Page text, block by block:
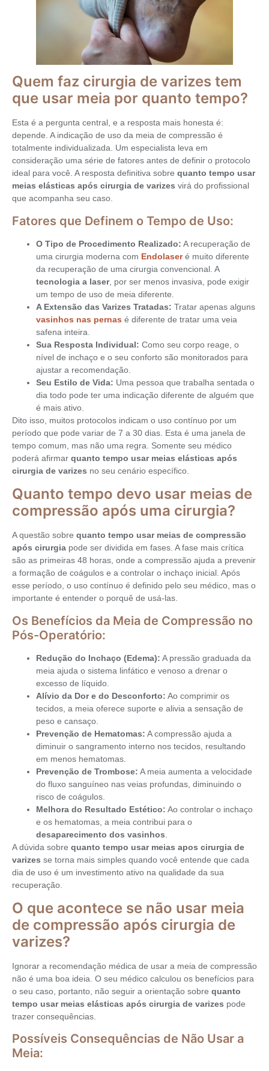
Quem faz cirurgia de varizes tem
que usar meia por quanto tempo?
Esta é a pergunta central, e a resposta mais honesta é:
depende. A indicação de uso da meia de compressão é
totalmente individualizada. Um especialista leva em
consideração uma série de fatores antes de definir o protocolo
ideal para você. A resposta definitiva sobre quanto tempo usar
meias elásticas após cirurgia de varizes virá do profissional
que acompanha seu caso.
Fatores que Definem o Tempo de Uso:
O Tipo de Procedimento Realizado: A recuperação de
uma cirurgia moderna com Endolaser é muito diferente
da recuperação de uma cirurgia convencional. A
tecnologia a laser, por ser menos invasiva, pode exigir
um tempo de uso de meia diferente.
A Extensão das Varizes Tratadas: Tratar apenas alguns
vasinhos nas pernas é diferente de tratar uma veia
safena inteira.
Sua Resposta Individual: Como seu corpo reage, o
nível de inchaço e o seu conforto são monitorados para
ajustar a recomendação.
Seu Estilo de Vida: Uma pessoa que trabalha sentada o
dia todo pode ter uma indicação diferente de alguém que
é mais ativo.
Dito isso, muitos protocolos indicam o uso contínuo por um
período que pode variar de 7 a 30 dias. Esta é uma janela de
tempo comum, mas não uma regra. Somente seu médico
poderá afirmar quanto tempo usar meias elásticas após
cirurgia de varizes no seu cenário específico.
Quanto tempo devo usar meias de
compressão após uma cirurgia?
A questão sobre quanto tempo usar meias de compressão
após cirurgia pode ser dividida em fases. A fase mais crítica
são as primeiras 48 horas, onde a compressão ajuda a prevenir
a formação de coágulos e a controlar o inchaço inicial. Após
esse período, o uso contínuo é definido pelo seu médico, mas o
importante é entender o porquê de usá-las.
Os Benefícios da Meia de Compressão no
Pós-Operatório:
Redução do Inchaço (Edema): A pressão graduada da
meia ajuda o sistema linfático e venoso a drenar o
excesso de líquido.
Alívio da Dor e do Desconforto: Ao comprimir os
tecidos, a meia oferece suporte e alivia a sensação de
peso e cansaço.
Prevenção de Hematomas: A compressão ajuda a
diminuir o sangramento interno nos tecidos, resultando
em menos hematomas.
Prevenção de Trombose: A meia aumenta a velocidade
do fluxo sanguíneo nas veias profundas, diminuindo o
risco de coágulos.
Melhora do Resultado Estético: Ao controlar o inchaço
e os hematomas, a meia contribui para o
desaparecimento dos vasinhos
A dúvida sobre quanto tempo usar meias apos cirurgia de
varizes se torna mais simples quando você entende que cada
dia de uso é um investimento ativo na qualidade da sua
recuperação.
O que acontece se não usar meia
de compressão após cirurgia de
varizes?
Ignorar a recomendação médica de usar a meia de compressão
não é uma boa ideia. O seu médico calculou os benefícios para
o seu caso, portanto, não seguir a orientação sobre quanto
tempo usar meias elásticas após cirurgia de varizes pode
trazer consequências.
Possíveis Consequências de Não Usar a
Meia: